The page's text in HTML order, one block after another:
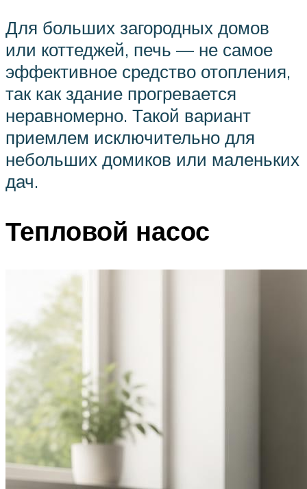
Для больших загородных домов
или коттеджей, печь — не самое
эффективное средство отопления,
так как здание прогревается
неравномерно. Такой вариант
приемлем исключительно для
небольших домиков или маленьких
дач.
Тепловой насос